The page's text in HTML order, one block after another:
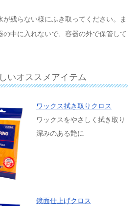
が残らない様にふき取ってください。ま
の中に入れないで、容器の外で保管して
いオススメアイテム
ワックス拭き取りクロス
ワックスをやさしく拭き取り
深みのある艶に
鏡面仕上げクロス